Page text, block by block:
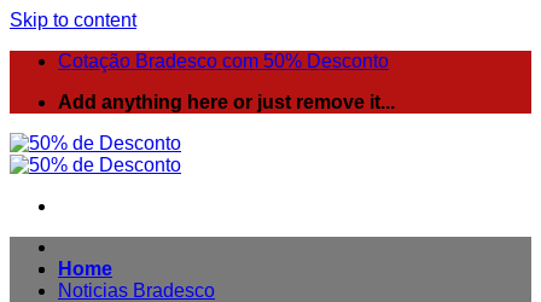
Skip to content
Cotação Bradesco com 50% Desconto
Add anything here or just remove it...
Noticias Bradesco
Home